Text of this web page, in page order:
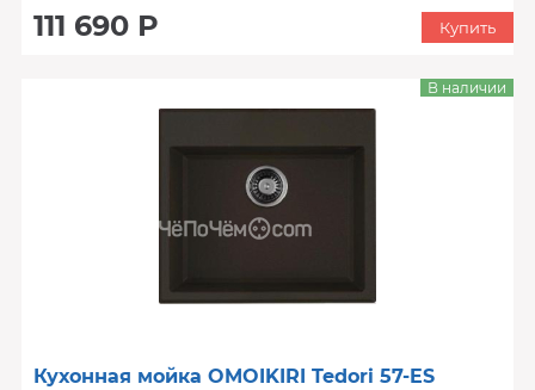
111 690 Р Купить
Кухонная мойка OMOIKIRI Tedori 57-ES
В наличии